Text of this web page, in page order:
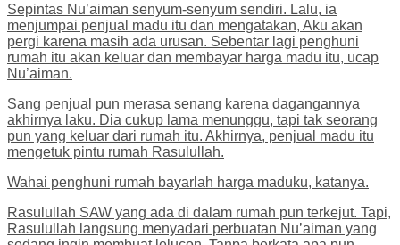
Sepintas Nu’aiman senyum-senyum sendiri. Lalu, ia
menjumpai penjual madu itu dan mengatakan, Aku akan
pergi karena masih ada urusan. Sebentar lagi penghuni
rumah itu akan keluar dan membayar harga madu itu, ucap
Nu’aiman.
Sang penjual pun merasa senang karena dagangannya
akhirnya laku. Dia cukup lama menunggu, tapi tak seorang
pun yang keluar dari rumah itu. Akhirnya, penjual madu itu
mengetuk pintu rumah Rasulullah.
Wahai penghuni rumah bayarlah harga maduku, katanya.
Rasulullah SAW yang ada di dalam rumah pun terkejut. Tapi,
Rasulullah langsung menyadari perbuatan Nu’aiman yang